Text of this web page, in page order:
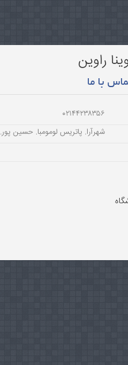
راوین
با ما
۰۲۱۴۴۲۳۸۳۵۶
شهرآرا. پاتریس لومومبا. حسین پور. ۷۳